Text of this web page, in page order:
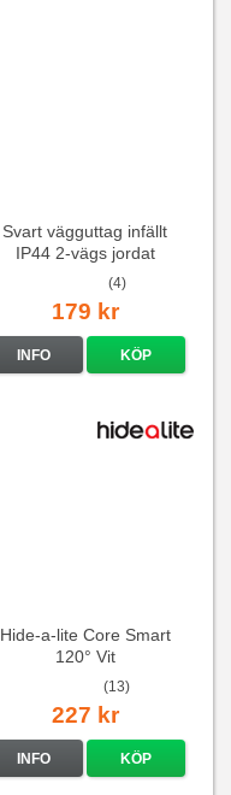
Svart vägguttag infällt
IP44 2-vägs jordat
(4)
179 kr
INFO KÖP
Hide-a-lite Core Smart
120° Vit
(13)
227 kr
INFO KÖP